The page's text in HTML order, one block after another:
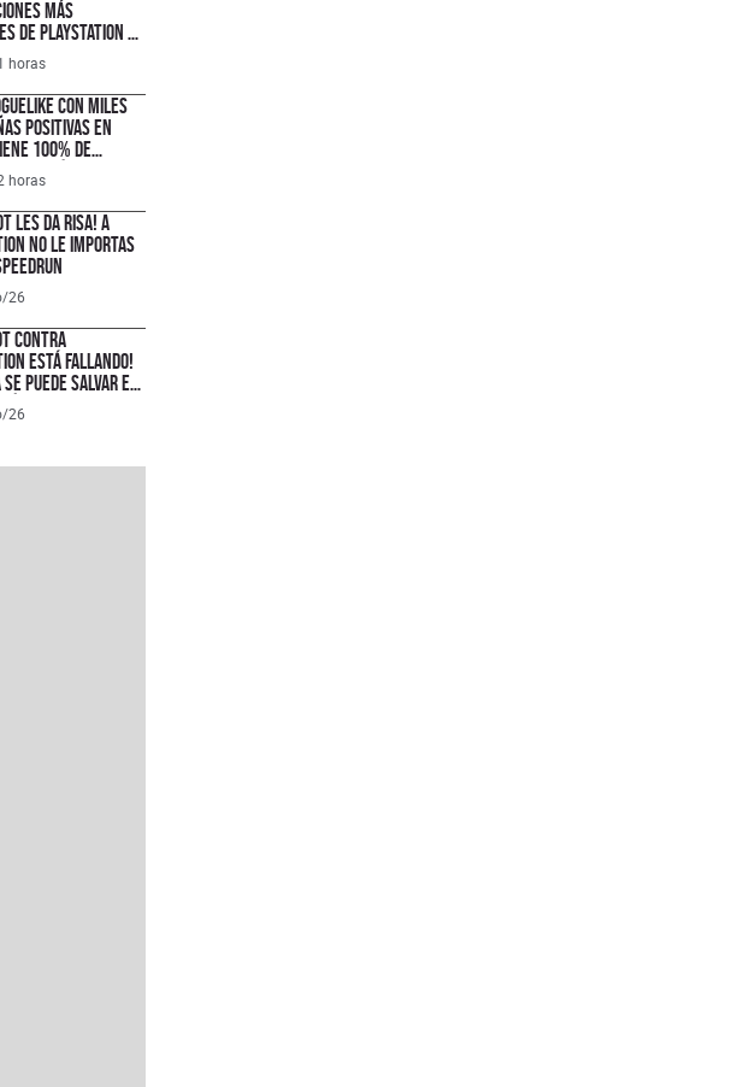
más
de PlayStation y
han
años
horas
con miles
positivas en
100% de
y está disponible
gratis en
a tiempo para el
de su secuela
horas
LES DA RISA! A
no le importas
26
contra
está fallando!
se puede salvar el
26